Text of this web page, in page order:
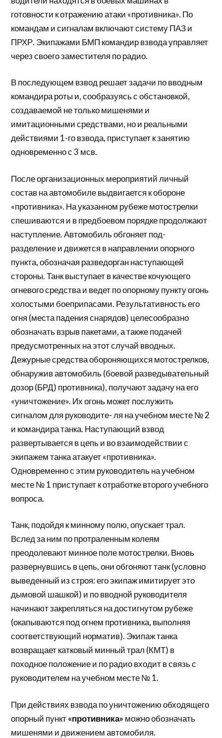
готовности к отражению атаки «противника». По
командам и сигналам включают систему ПАЗ и
ПРХР. Экипажами БМП командир взвода управляет
через своего заместителя по радио.
В последующем взвод решает задачи по вводным
командира роты и, сообразуясь с обстановкой,
создаваемой не только мишенями и
имитационными средствами, но и реальными
действиями 1-го взвода, приступает к занятию
одновременно с 3 мсв.
После организационных мероприятий личный
состав на автомобиле выдвигается к обороне
«противника». На указанном рубеже мотострелки
спешиваются и в предбоевом порядке продолжают
наступление. Автомобиль обгоняет под-
разделение и движется в направлении опорного
пункта, обозначая разведорган наступающей
стороны. Танк выступает в качестве кочующего
огневого средства и ведет по опорному пункту огонь
холостыми боеприпасами. Результативность его
огня (места падения снарядов) целесообразно
обозначать взрыв пакетами, а также подачей
предусмотренных на этот случай вводных.
Дежурные средства обороняющихся мотострелков,
обнаружив автомобиль (боевой разведывательный
дозор (БРД) противника), получают задачу на его
«уничтожение». Их огонь может послужить
сигналом для руководите- ля на учебном месте № 2
и командира танка. Наступающий взвод
развертывается в цепь и во взаимодействии с
экипажем танка атакует «противника».
Одновременно с этим руководитель на учебном
месте № 1 приступает к отработке второго учебного
вопроса.
Танк, подойдя к минному полю, опускает трал.
Вслед за ним по протраленным колеям
преодолевают минное поле мотострелки. Вновь
развернувшись в цепь, они обгоняют танк (условно
выведенный из строя: его экипаж имитирует это
дымовой шашкой) и по вводной руководителя
начинают закрепляться на достигнутом рубеже
(окапываются под огнем противника, выполняя
соответствующий норматив). Экипаж танка
возвращает катковый минный трал (КМТ) в
походное положение и по радио входит в связь с
руководителем на учебном месте № 1.
При действиях взвода по уничтожению обходящего
опорный пункт«противника» можно обозначать
мишенями и движением автомобиля.